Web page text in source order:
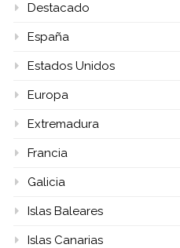
Destacado
España
Estados Unidos
Europa
Extremadura
Francia
Galicia
Islas Baleares
Islas Canarias